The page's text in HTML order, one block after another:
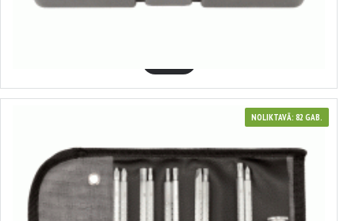
NOLIKTAVĀ: 82 GAB.